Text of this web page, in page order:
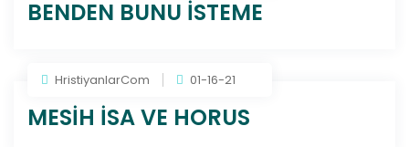
BENDEN BUNU İSTEME
HristiyanlarCom 01-16-21
MESİH İSA VE HORUS